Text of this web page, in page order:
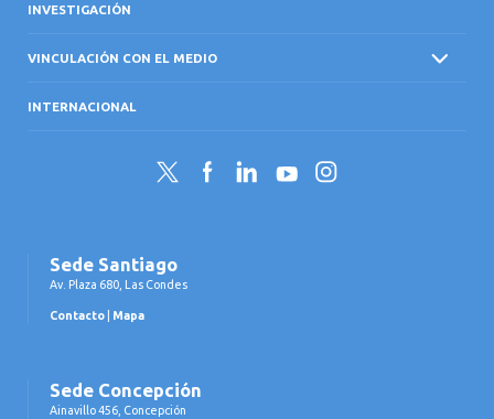
INVESTIGACIÓN
VINCULACIÓN CON EL MEDIO
INTERNACIONAL
Twitter FacebookLinkedInYouTubeInstagram
Sede Santiago
Av. Plaza 680, Las Condes
Contacto Mapa
Sede Concepción
Ainavillo 456, Concepción